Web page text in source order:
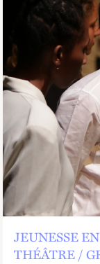
JEUNESSE
THÉÂTRE